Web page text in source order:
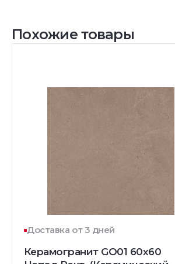
Похожие товары
Доставка от 3 дней
Керамогранит GO01 60x60